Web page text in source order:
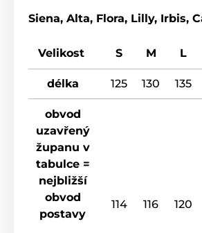
Siena, Alta, Flora, Lilly, Irbis,
Velikost S M L
délka 125 130 135
obvod
uzavřený
županu v
tabulce =
nejbližší
obvod
postavy
114 116 120